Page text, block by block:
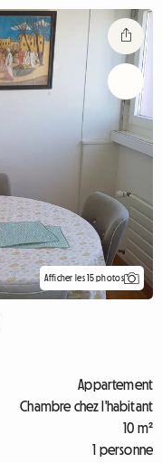
Afficher les 15 photos
Appartement
Chambre chez l'habitant
10 m²
1 personne